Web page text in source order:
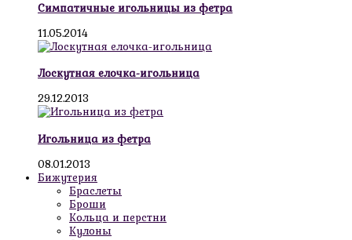
Симпатичные игольницы из фетра
11.05.2014
Лоскутная елочка-игольница
29.12.2013
Игольница из фетра
08.01.2013
Бижутерия
Браслеты
Броши
Кольца и перстни
Кулоны